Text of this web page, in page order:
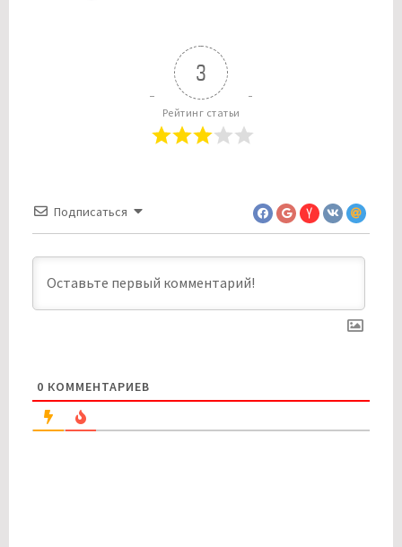
3
Рейтинг статьи
Подписаться
0 КОММЕНТАРИЕВ